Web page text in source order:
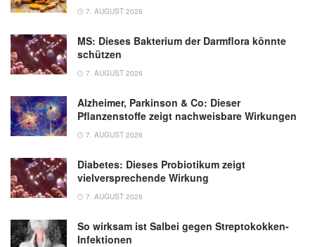
7. AUGUST 2026
MS: Dieses Bakterium der Darmflora könnte
schützen
7. AUGUST 2026
Alzheimer, Parkinson & Co: Dieser
Pflanzenstoffe zeigt nachweisbare Wirkungen
7. AUGUST 2026
Diabetes: Dieses Probiotikum zeigt
vielversprechende Wirkung
7. AUGUST 2026
So wirksam ist Salbei gegen Streptokokken-
Infektionen